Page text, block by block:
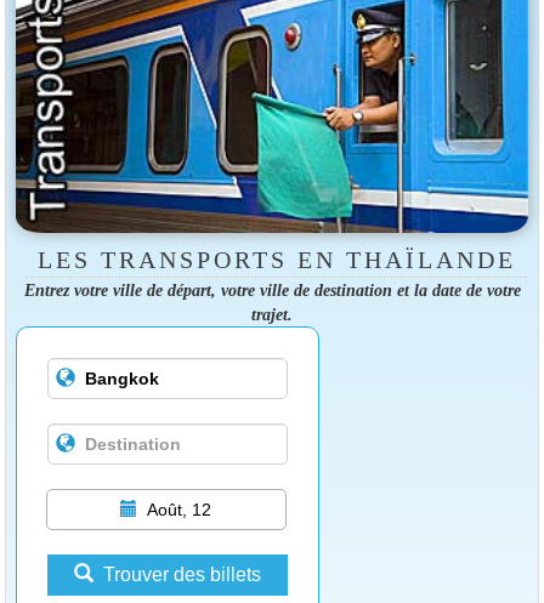
LES TRANSPORTS EN THAÏLANDE
Entrez votre ville de départ, votre ville de destination et la date de votre
trajet.
Août, 12
Trouver des billets